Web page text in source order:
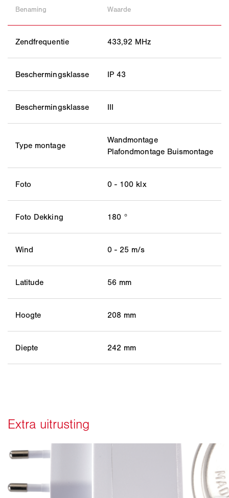
Benaming Waarde
Zendfrequentie 433,92 MHz
Beschermingsklasse IP 43
Beschermingsklasse III
Type montage
Wandmontage
Plafondmontage Buismontage
Foto 0 - 100 klx
Foto Dekking 180 °
Wind 0 - 25 m/s
Latitude 56 mm
Hoogte 208 mm
Diepte 242 mm